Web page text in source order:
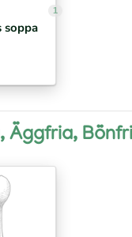
1
soppa
Äggfria,